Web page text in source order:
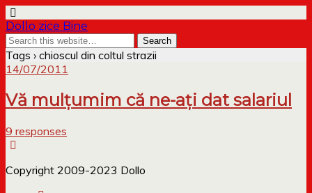
Dollo zice Bine
Tags › chioscul din coltul strazii
14/07/2011
Vă mulțumim că ne-ați dat salariul
9 responses
Copyright 2009-2023 Dollo